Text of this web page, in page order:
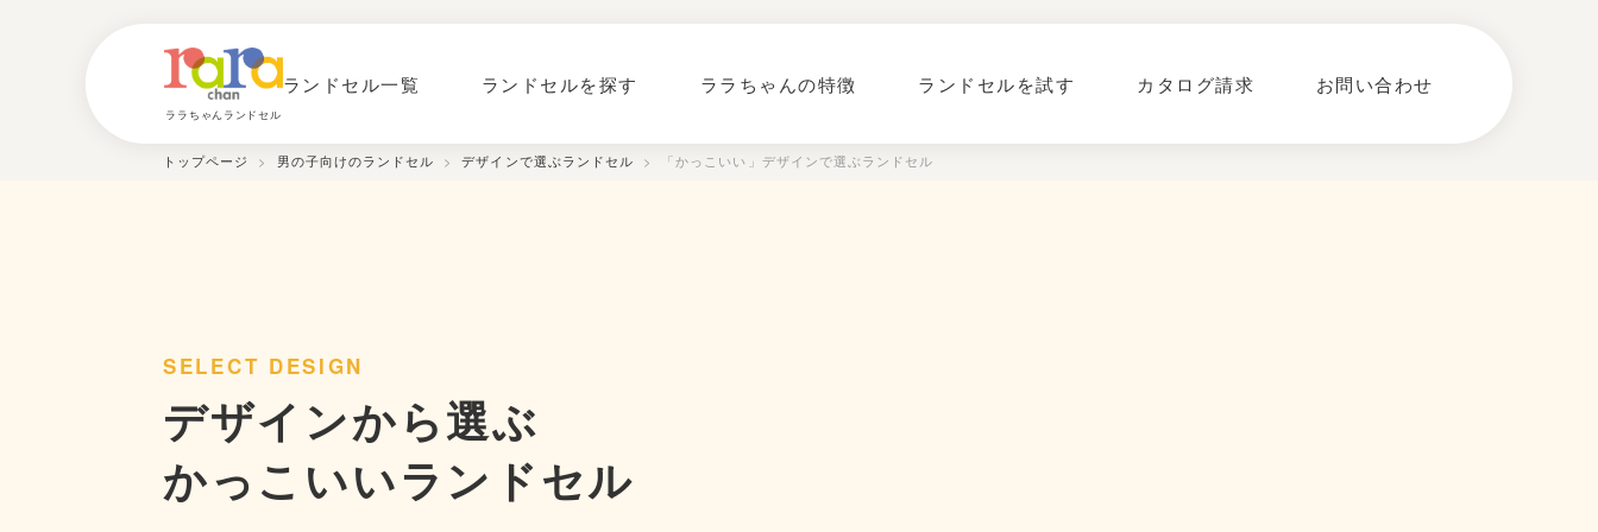
ララちゃんランドセル
ランドセル一覧 ランドセルを探す ララちゃんの特徴 ランドセルを試す カタログ請求 お問い合わせ
トップページ > 男の子向けのランドセル >デザインで選ぶランドセル > 「かっこいい」デザインで選ぶランドセル
SELECT DESIGN
デザインから選ぶ
かっこいいランドセル